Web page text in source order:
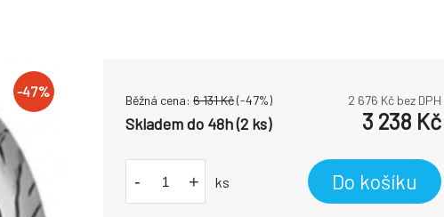
-47%
Běžná cena: 6 131Kč(-47%) 2 676 Kč bez DPH
Skladem do 48h (2 ks) 3 238 Kč
- + ks Do košíku